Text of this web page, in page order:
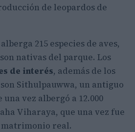
de leopardos de
215 especies de aves,
nativas del parque. Los
de interés, además de los
Sithulpauwwa, un antiguo
vez albergó a 12.000
Viharaya, que una vez fue
matrimonio real.